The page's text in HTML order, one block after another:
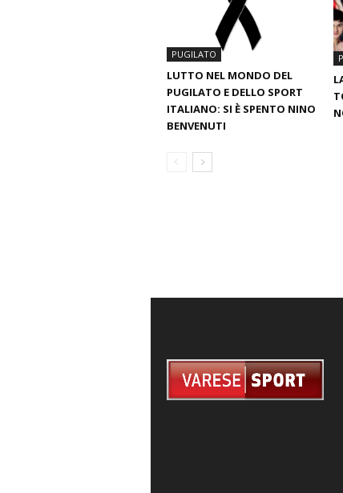
PUGILATO
LUTTO NEL MONDO DEL
PUGILATO E DELLO SPORT
ITALIANO: SI È SPENTO NINO
BENVENUTI